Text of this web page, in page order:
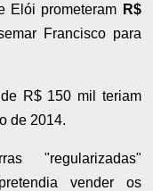
Elói prometeram R$
Francisco para
R$ 150 mil teriam
de 2014.
"regularizadas"
vender os